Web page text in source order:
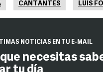
CANTANTES LUIS
NOTICIAS EN TU E-MAIL
necesitas